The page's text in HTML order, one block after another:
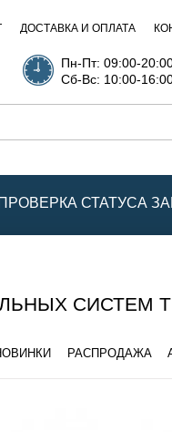
ДОСТАВКА И ОПЛАТА
Пн-Пт: 09:00-
Сб-Вс: 10:00-
ПРОВЕРКА СТАТУСА
СИСТЕМ
РАСПРОДАЖА